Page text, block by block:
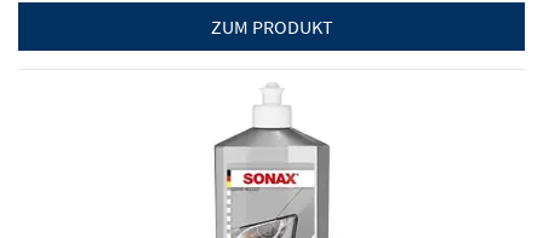
ZUM PRODUKT